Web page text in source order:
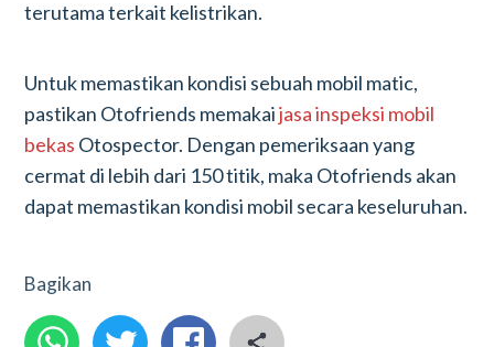
terutama terkait kelistrikan.
Untuk memastikan kondisi sebuah mobil matic,
pastikan Otofriends memakaijasa inspeksi mobil
bekas Otospector. Dengan pemeriksaan yang
cermat di lebih dari 150 titik, maka Otofriends akan
dapat memastikan kondisi mobil secara keseluruhan.
Bagikan